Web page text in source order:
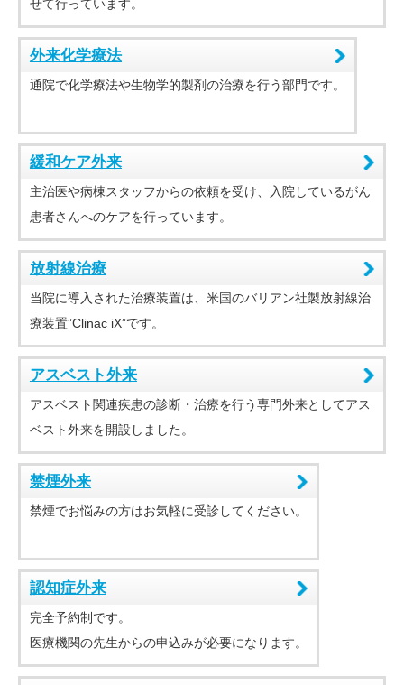
せて行っています。
外来化学療法
通院で化学療法や生物学的製剤の治療を行う部門です。
緩和ケア外来
主治医や病棟スタッフからの依頼を受け、入院しているがん
患者さんへのケアを行っています。
放射線治療
当院に導入された治療装置は、米国のバリアン社製放射線治
療装置”Clinac iX”です。
アスベスト外来
アスベスト関連疾患の診断・治療を行う専門外来としてアス
ベスト外来を開設しました。
禁煙外来
禁煙でお悩みの方はお気軽に受診してください。
認知症外来
完全予約制です。
医療機関の先生からの申込みが必要になります。